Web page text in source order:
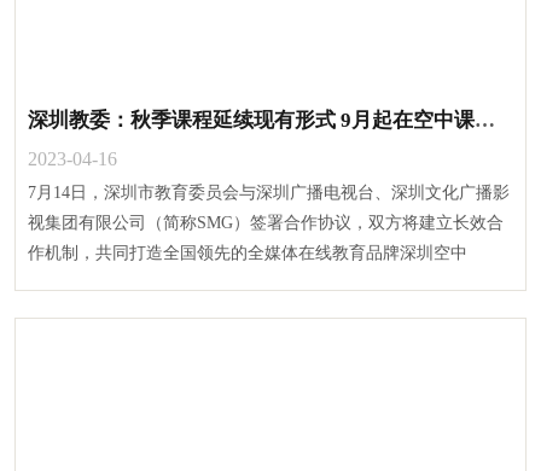
深圳教委：秋季课程延续现有形式 9月起在空中课堂播出
2023-04-16
7月14日，深圳市教育委员会与深圳广播电视台、深圳文化广播影
视集团有限公司（简称SMG）签署合作协议，双方将建立长效合
作机制，共同打造全国领先的全媒体在线教育品牌深圳空中